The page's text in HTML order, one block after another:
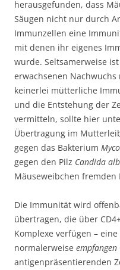
herausgefunden, dass
Säugen nicht nur durch
Immunzellen eine
mit denen ihr eigenes
wurde. Seltsamerweise
erwachsenen
keinerlei mütterliche
und die Entstehung der
vermitteln, sollte hier
Übertragung im
gegen das Bakterium
gegen den Pilz Candida
Mäuseweibchen fremden
Die Immunität wird
übertragen, die über
Komplexe verfügen –
normalerweise empfangen
antigenpräsentierenden